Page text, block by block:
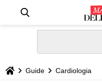
Guide Cardiologia